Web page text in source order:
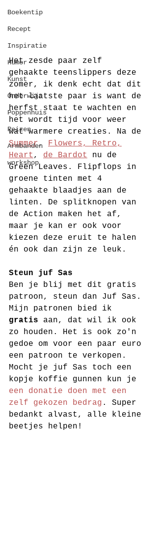
Boekentip
Recept
Inspiratie
Humor
Kunst
Onderwijs
Poppenhuis
Reizen
Armbanden
workshop
Het zesde paar zelf
gehaakte teenslippers deze
zomer, ik denk echt dat dit
het laatste paar is want de
herfst staat te wachten en
het wordt tijd voor weer
wat warmere creaties. Na de
Summer, Flowers, Retro,
Heart , de Bardot
nu de
Green Leaves. Flipflops in
groene tinten met 4
gehaakte blaadjes aan de
linten. De splitknopen van
de Action maken het af,
maar je kan er ook voor
kiezen deze eruit te halen
én ook dan zijn ze leuk.
Steun juf Sas
Ben je blij met dit gratis
patroon, steun dan Juf Sas.
Mijn patronen bied ik
gratis aan, dat wil ik ook
zo houden. Het is ook zo'n
gedoe om voor een paar euro
een patroon te verkopen.
Mocht je juf Sas toch een
kopje koffie gunnen kun je
een donatie doen met een
zelf gekozen bedrag . Super
bedankt alvast, alle kleine
beetjes helpen!